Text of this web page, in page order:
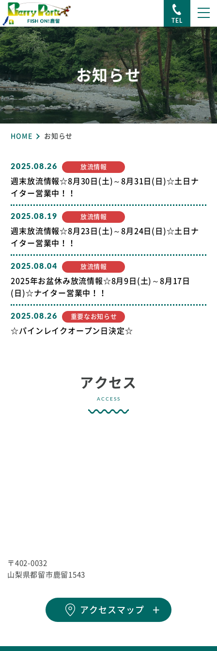
TEL
お知らせ
HOME お知らせ
2025.08.26 放流情報
週末放流情報☆8月30日(土)～8月31日(日)☆土日ナ
イター営業中！！
2025.08.19 放流情報
週末放流情報☆8月23日(土)～8月24日(日)☆土日ナ
イター営業中！！
2025.08.04 放流情報
2025年お盆休み放流情報☆8月9日(土)～8月17日
(日)☆ナイター営業中！！
2025.08.26 重要なお知らせ
☆パインレイクオープン日決定☆
アクセス
ACCESS
〒402-0032
山梨県都留市鹿留1543
アクセスマップ